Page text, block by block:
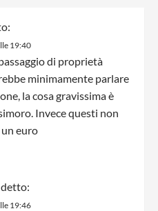
19:40
di proprietà
minimamente parlare
la cosa gravissima è
Invece questi non
euro
detto:
19:46